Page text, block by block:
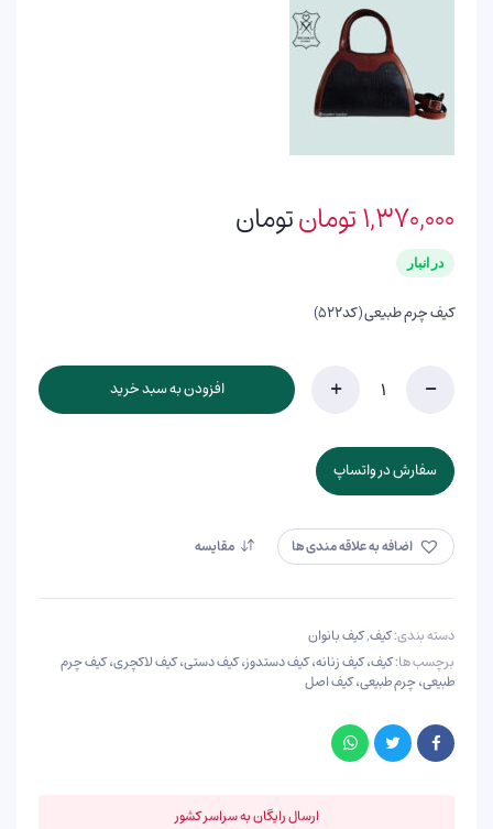
۱,۳۷۰,۰۰۰تومانتومان
در انبار
کیف چرم طبیعی (کد۵۲۲)
کیف
تعداد
افزودن به سبد خرید
سفارش در واتساپ
اضافه به علاقه مندی ها مقایسه
دسته بندی:کیف,کیف بانوان
برچسب ها:کیف، کیف زنانه، کیف دستدوز، کیف دستی، کیف لاکچری، کیف چرم
طبیعی، چرم طبیعی، کیف اصل
ارسال رایگان به سراسر کشور